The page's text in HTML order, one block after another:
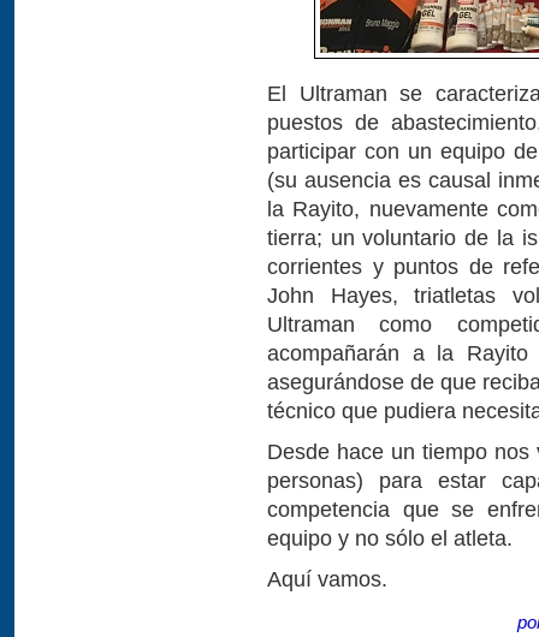
El Ultraman se
puestos de
participar con un equipo
(su ausencia es causal
la Rayito, nuevamente
tierra; un voluntario de la
corrientes y puntos de
John Hayes, triatletas
Ultraman como
acompañarán a la
asegurándose de que
técnico que pudiera
Desde hace un tiempo
personas) para estar
competencia que se
equipo y no sólo el atleta.
Aquí vamos.